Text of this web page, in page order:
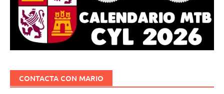
CONTACTA CON MARIO